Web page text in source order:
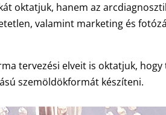
oktatjuk, hanem az
valamint marketing és
tervezési elveit is oktatjuk,
szemöldökformát készíteni.